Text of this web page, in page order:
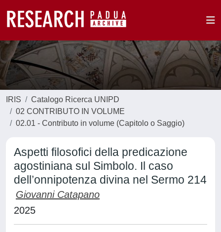
IRIS
Catalogo Ricerca UNIPD
02 CONTRIBUTO IN VOLUME
02.01 - Contributo in volume (Capitolo o Saggio)
Aspetti filosofici della predicazione
agostiniana sul Simbolo. Il caso
dell’onnipotenza divina nel Sermo 214
Giovanni Catapano
2025